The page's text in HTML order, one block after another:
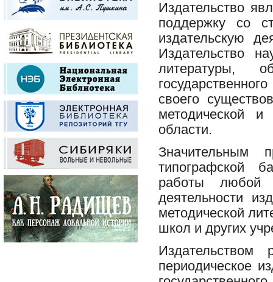
Издательство
поддержку со
издательскую
Издательство
литературы,
своего
методической
области.
Значительным
типографской
работы любой
деятельности
методической
школ и других
Издательством
периодическое